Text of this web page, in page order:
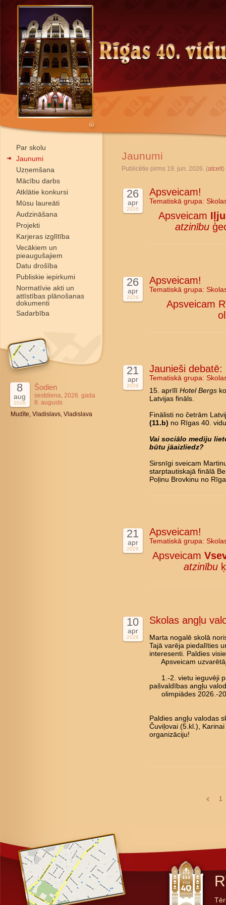
Par skolu
Jaunumi
Uzņemšana
Mācību darbs
Atklātie konkursi
Mūsu laureāti
Audzināšana
Projekti
Karjeras izglītība
Vecākiem un
pieaugušajiem
Datu drošība
Publiskie iepirkumi
Normatīvie akti un
attīstības plānošanas
dokumenti
Sadarbība
8
aug
2026
Šodien
sestdiena, 2026. gada
8. augusts
Mudīte, Vladislavs, Vladislava
Jaunumi
Publicētie pirms 19. jun. 2026. (atcelt)
26
apr
2026
Apsveicam!
Tematiskā grupa:
Apsveicam
atzinību
26
apr
2026
Apsveicam!
Tematiskā grupa:
Apsveicam
21
apr
2026
Jaunieši debatē:
Tematiskā grupa:
15. aprīlī Hotel Bergs
Latvijas fināls.
Finālisti no četrām
(11.b) no Rīgas 40.
Vai sociālo mediju
būtu jāaizliedz?
Sirsnīgi sveicam
starptautiskajā finālā
Poļinu Brovkinu no
21
apr
2026
Apsveicam!
Tematiskā grupa:
Apsveicam
atzinību
10
apr
2026
Skolas angļu
Marta nogalē skolā
Tajā varēja piedalīties
interesenti. Paldies
Apsveicam
1.-2. vietu ieguvēji
pašvaldības angļu
olimpiādes 2026.-
Paldies angļu valodas
Čuviļovai (5.kl.),
organizāciju!
1